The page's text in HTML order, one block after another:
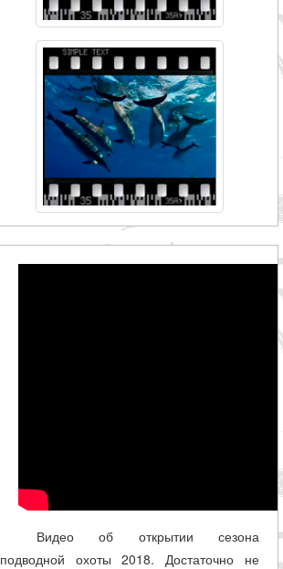
Видео об открытии сезона
подводной охоты 2018. Достаточно не